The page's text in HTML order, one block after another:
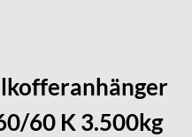
60 K 3.500kg